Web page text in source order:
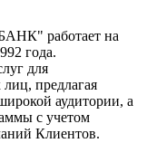
работает на
года.
для
предлагая
аудитории, а
с учетом
Клиентов.